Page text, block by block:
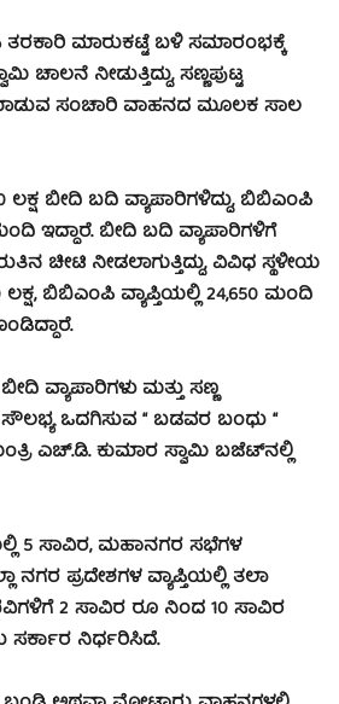
ಮಾರುಕಟ್ಟೆ ಬಳಿ ಸಮಾರಂಭಕ್ಕೆ
ಚಾಲನೆ ನೀಡುತ್ತಿದ್ದು, ಸಣ್ಣಪುಟ್ಟ
ಮಾಡುವ ಸಂಚಾರಿ ವಾಹನದ ಮೂಲಕ ಸಾಲ
ಲಕ್ಷ ಬೀದಿ ಬದಿ ವ್ಯಾಪಾರಿಗಳಿದ್ದು, ಬಿಬಿಎಂಪಿ
ಇದ್ದಾರೆ. ಬೀದಿ ಬದಿ ವ್ಯಾಪಾರಿಗಳಿಗೆ
ಚೀಟಿ ನೀಡಲಾಗುತ್ತಿದ್ದು, ವಿವಿಧ ಸ್ಥಳೀಯ
ಲಕ್ಷ, ಬಿಬಿಎಂಪಿ ವ್ಯಾಪ್ತಿಯಲ್ಲಿ 24,650 ಮಂದಿ
ಮತ್ತು ಸಣ್ಣ
ಸೌಲಭ್ಯ ಒದಗಿಸುವ “ ಬಡವರ ಬಂಧು “
ಎಚ್.ಡಿ. ಕುಮಾರ ಸ್ವಾಮಿ ಬಜೆಟ್‍ನಲ್ಲಿ
5 ಸಾವಿರ, ಮಹಾನಗರ ಸಭೆಗಳ
ನಗರ ಪ್ರದೇಶಗಳ ವ್ಯಾಪ್ತಿಯಲ್ಲಿ ತಲಾ
2 ಸಾವಿರ ರೂ ನಿಂದ 10 ಸಾವಿರ
ಸರ್ಕಾರ ನಿರ್ಧರಿಸಿದೆ.